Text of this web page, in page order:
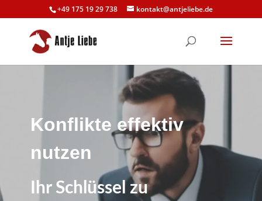
+49 175 19 29 738 kontakt@antjeliebe.de
Konflikte effektiv
nutzen
Ihr Schlüssel zu